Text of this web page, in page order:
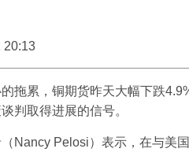
20:13
拖累，铜期货昨天大幅下跌
判取得进展的信号。
Nancy Pelosi）表示，在与美